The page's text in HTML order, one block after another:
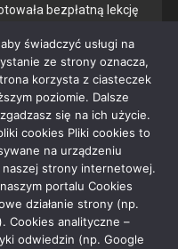
DLA
bezpłat­ną lekcję
świadczyć usługi na
ze strony oznacza,
korzysta z ciasteczek
poziomie. Dalsze
się na ich użycie.
cookies Pliki cookies to
na urządzeniu
strony internetowej.
portalu Cookies
działanie strony (np.
Cookies analityczne –
odwiedzin (np. Google